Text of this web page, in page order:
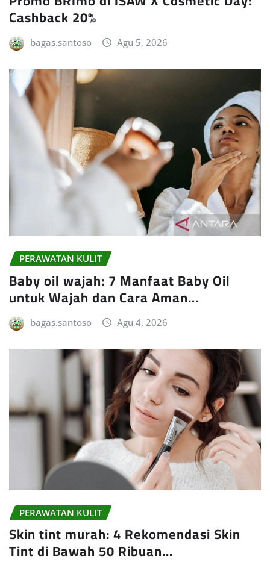
Cashback 20%
bagas.santoso Agu 5, 2026
PERAWATAN KULIT
Baby oil wajah: 7 Manfaat Baby Oil
untuk Wajah dan Cara Aman…
bagas.santoso Agu 4, 2026
PERAWATAN KULIT
Skin tint murah: 4 Rekomendasi Skin
Tint di Bawah 50 Ribuan…